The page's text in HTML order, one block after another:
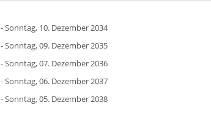
- Sonntag, 10. Dezember 2034
- Sonntag, 09. Dezember 2035
- Sonntag, 07. Dezember 2036
- Sonntag, 06. Dezember 2037
- Sonntag, 05. Dezember 2038